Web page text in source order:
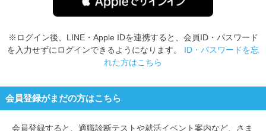
※ログイン後、LINE・Apple IDを連携すると、会員ID・パスワード
を入力せずにログインできるようになります。 ID・パスワードを忘
れた方はこちら
会員登録がまだの方はこちら
会員登録すると、 適職診断テストや就活イベント案内など、さま